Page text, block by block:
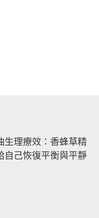
生理療效：香蜂草精
自己恢復平衡與平靜